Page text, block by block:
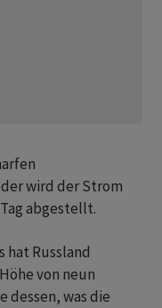
wird der Strom
abgestellt.
hat Russland
von neun
dessen, was die